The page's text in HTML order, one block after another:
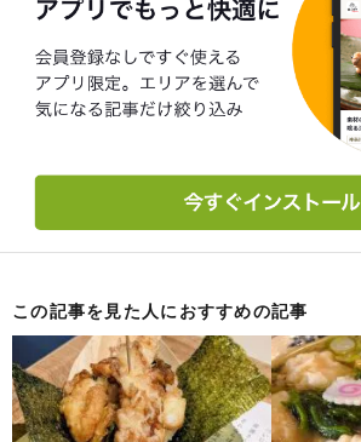
この記事を見た人におすすめの記事